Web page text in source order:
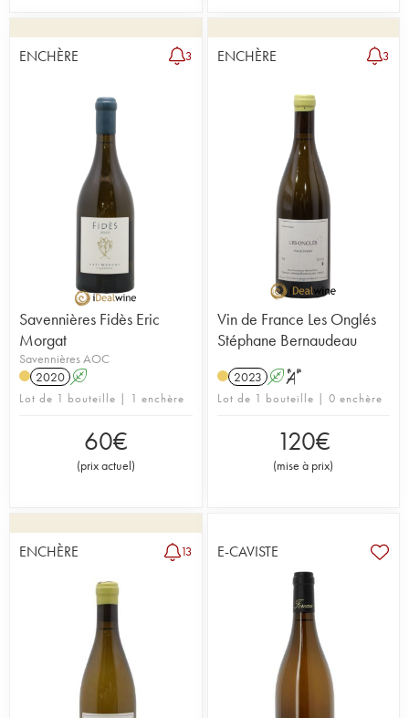
ENCHÈRE 3
Savennières Fidès Eric
Morgat
Savennières AOC
2020 A
Lot de 1 bouteille | 1 enchère
60€
(prix actuel)
ENCHÈRE 3
Vin de France Les Onglés
Stéphane Bernaudeau
2023 A S
Lot de 1 bouteille | 0 enchère
120€
(mise à prix)
ENCHÈRE 13 E-CAVISTE